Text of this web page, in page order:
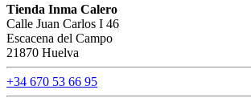
Tienda Inma Calero
Calle Juan Carlos I 46
Escacena del Campo
21870 Huelva
+34 670 53 66 95